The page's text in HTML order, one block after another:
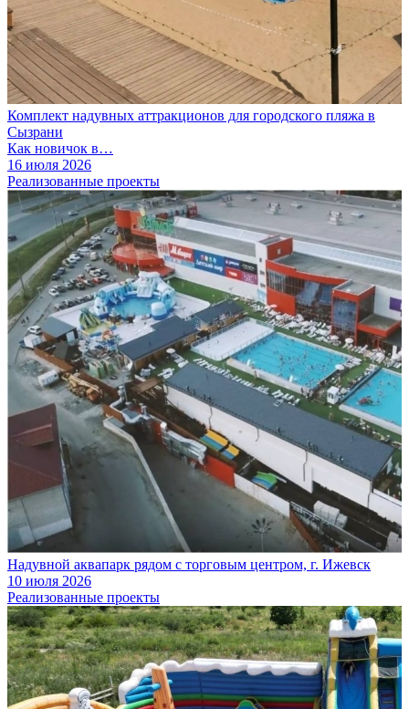
Комплект надувных аттракционов для городского пляжа в
Сызрани
Как новичок в…
16 июля 2026
Реализованные проекты
Надувной аквапарк рядом с торговым центром, г. Ижевск
10 июля 2026
Реализованные проекты